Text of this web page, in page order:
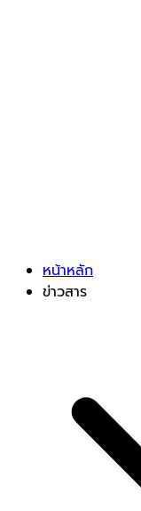
หน้าหลัก
ข่าวสาร